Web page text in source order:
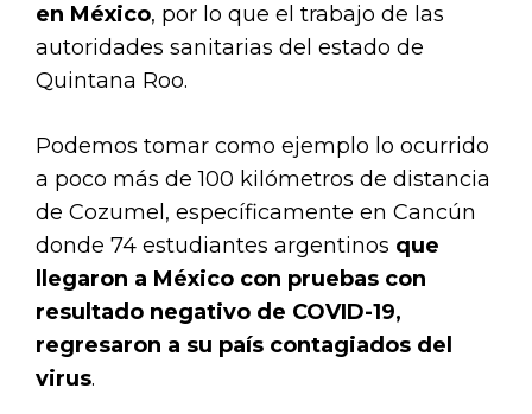
en México, por lo que el trabajo de las
autoridades sanitarias del estado de
Quintana Roo.
Podemos tomar como ejemplo lo ocurrido
a poco más de 100 kilómetros de distancia
de Cozumel, específicamente en Cancún
donde 74 estudiantes argentinos que
llegaron a México con pruebas con
resultado negativo de COVID-19,
regresaron a su país contagiados del
virus.